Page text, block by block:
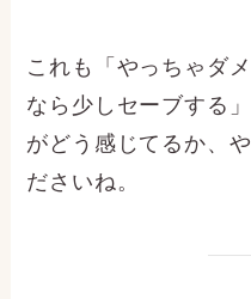
これも「やっちゃダ
なら少しセーブする
がどう感じてるか、
ださいね。